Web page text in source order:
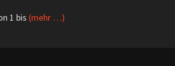
1 bis (mehr …)